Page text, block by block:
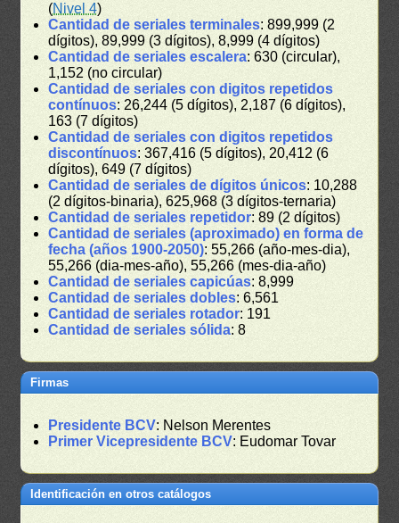
(Nivel 4)
Cantidad de seriales terminales: 899,999 (2
dígitos), 89,999 (3 dígitos), 8,999 (4 dígitos)
Cantidad de seriales escalera: 630 (circular),
1,152 (no circular)
Cantidad de seriales con digitos repetidos
contínuos: 26,244 (5 dígitos), 2,187 (6 dígitos),
163 (7 dígitos)
Cantidad de seriales con digitos repetidos
discontínuos: 367,416 (5 dígitos), 20,412 (6
dígitos), 649 (7 dígitos)
Cantidad de seriales de dígitos únicos: 10,288
(2 dígitos-binaria), 625,968 (3 dígitos-ternaria)
Cantidad de seriales repetidor: 89 (2 dígitos)
Cantidad de seriales (aproximado) en forma de
fecha (años 1900-2050): 55,266 (año-mes-dia),
55,266 (dia-mes-año), 55,266 (mes-dia-año)
Cantidad de seriales capicúas: 8,999
Cantidad de seriales dobles: 6,561
Cantidad de seriales rotador: 191
Cantidad de seriales sólida: 8
Firmas
Presidente BCV: Nelson Merentes
Primer Vicepresidente BCV: Eudomar Tovar
Identificación en otros catálogos